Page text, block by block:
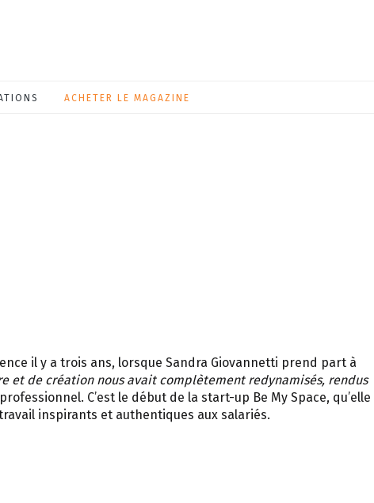
ACHETER LE MAGAZINE
il y a trois ans, lorsque Sandra Giovannetti prend part à
et de création nous avait complètement redynamisés, rendus
C’est le début de la start-up Be My Space, qu’elle
inspirants et authentiques aux salariés.